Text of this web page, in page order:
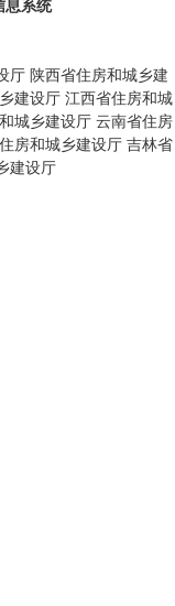
息系统
厅 陕西省住房和城乡建
建设厅 江西省住房和城
城乡建设厅 云南省住房
房和城乡建设厅 吉林省
建设厅